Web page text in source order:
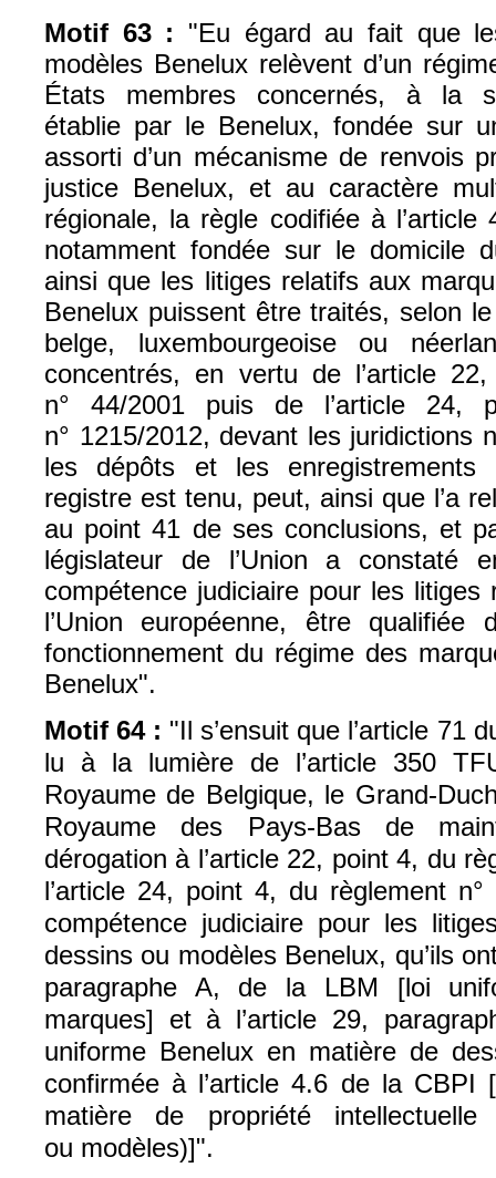
Motif 63 : "Eu égard au fait que
modèles Benelux relèvent d’un
États membres concernés, à la
établie par le Benelux, fondée sur
assorti d’un mécanisme de renvois
justice Benelux, et au caractère
régionale, la règle codifiée à
notamment fondée sur le domicile
ainsi que les litiges relatifs aux
Benelux puissent être traités, selon
belge, luxembourgeoise ou
concentrés, en vertu de l’article
n° 44/2001 puis de l’article 24,
n° 1215/2012, devant les juridictions
les dépôts et les
registre est tenu, peut, ainsi que l’a
au point 41 de ses conclusions, et
législateur de l’Union a constaté
compétence judiciaire pour les litiges
l’Union européenne, être qualifiée
fonctionnement du régime des
Benelux".
Motif 64 : "Il s’ensuit que l’article 71
lu à la lumière de l’article 350
Royaume de Belgique, le Grand-
Royaume des Pays‑Bas de
dérogation à l’article 22, point 4, du
l’article 24, point 4, du règlement
compétence judiciaire pour les
dessins ou modèles Benelux, qu’ils
paragraphe A, de la LBM [loi
marques] et à l’article 29,
uniforme Benelux en matière de
confirmée à l’article 4.6 de la CBPI [
matière de propriété
ou modèles)]".